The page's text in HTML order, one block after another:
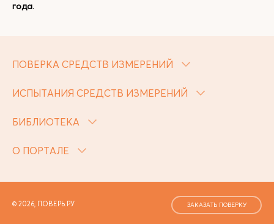
года.
ПОВЕРКА СРЕДСТВ ИЗМЕРЕНИЙ
ИСПЫТАНИЯ СРЕДСТВ ИЗМЕРЕНИЙ
БИБЛИОТЕКА
О ПОРТАЛЕ
© 2026, ПОВЕРЬ.РУ ЗАКАЗАТЬ ПОВЕРКУ